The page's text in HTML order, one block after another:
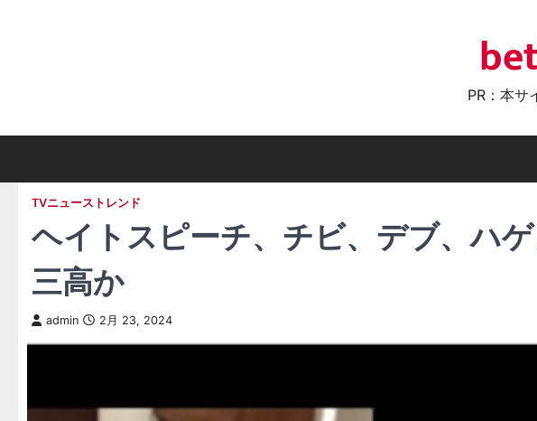
PR：本サ
TVニューストレンド
ヘイトスピーチ、チビ、デブ、ハ
三高か
admin 2月 23, 2024